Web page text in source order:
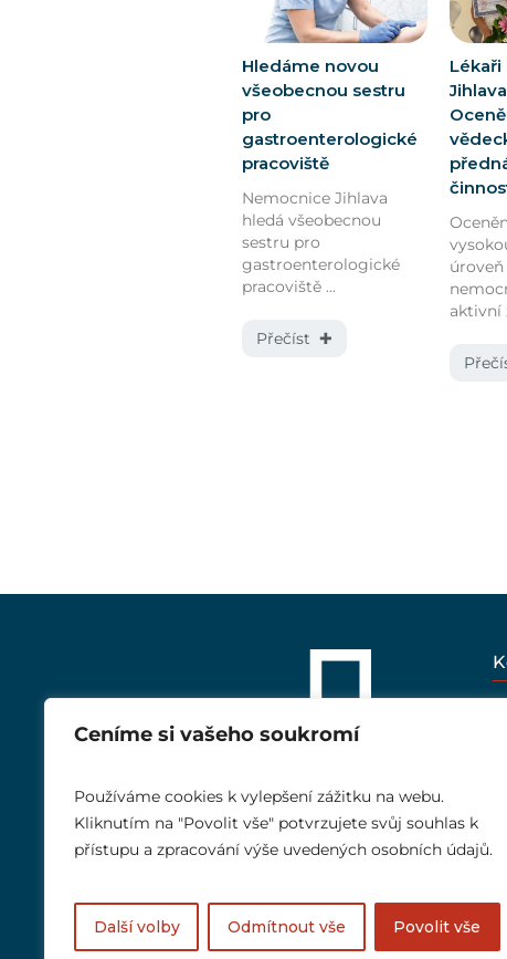
Ceníme si vašeho soukromí
Používáme cookies k vylepšení zážitku na webu.
Kliknutím na "Povolit vše" potvrzujete svůj souhlas k
přístupu a zpracování výše uvedených osobních údajů.
Další volby Odmítnout vše Povolit vše
Hledáme novou
všeobecnou sestru
pro
gastroenterologické
pracoviště
Nemocnice Jihlava
hledá všeobecnou
sestru pro
gastroenterologické
pracoviště ...
Přečíst ✚
Lékaři
aktivní